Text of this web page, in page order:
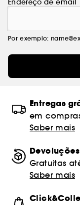
Endereço de email
Por exemplo:
Entregas
em
Saber mais
Devoluções
Gratuitas
Saber mais